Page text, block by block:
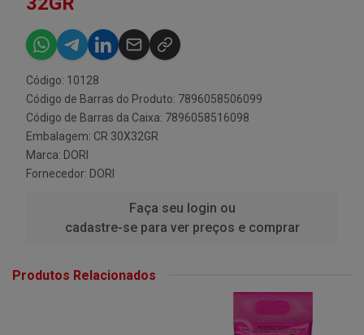
Código: 10128
Código de Barras do Produto: 7896058506099
Código de Barras da Caixa: 7896058516098
Embalagem: CR 30X32GR
Marca: DORI
Fornecedor: DORI
Faça seu login ou
cadastre-se para ver preços e comprar
Produtos Relacionados